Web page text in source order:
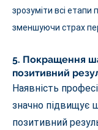
зрозуміти всі етапи
зменшуючи страх
5. Покращення
позитивний
Наявність
значно підвищує
позитивний